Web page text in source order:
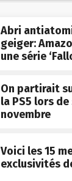
Abri
geiger:
une série
On partirait
la PS5 lors
novembre
Voici les 15
exclusivités